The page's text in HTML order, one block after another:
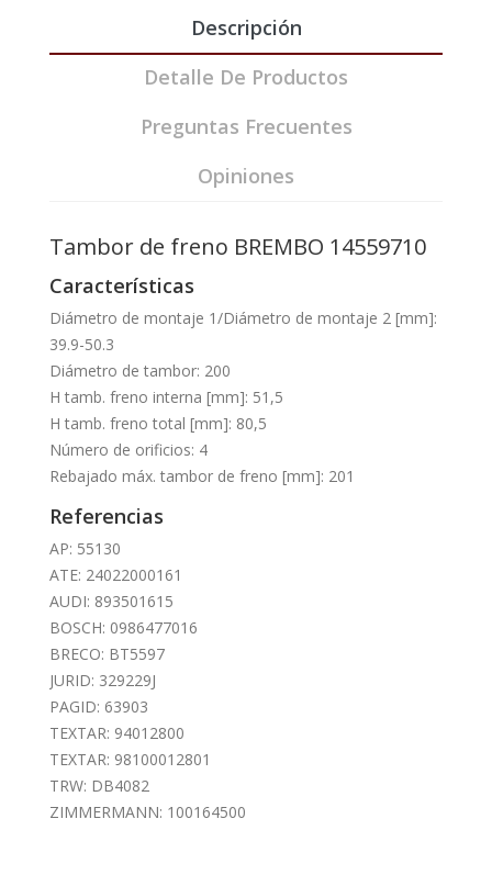
Descripción
Detalle De Productos
Preguntas Frecuentes
Opiniones
Tambor de freno BREMBO 14559710
Características
Diámetro de montaje 1/Diámetro de montaje 2 [mm]:
39.9-50.3
Diámetro de tambor: 200
H tamb. freno interna [mm]: 51,5
H tamb. freno total [mm]: 80,5
Número de orificios: 4
Rebajado máx. tambor de freno [mm]: 201
Referencias
AP: 55130
ATE: 24022000161
AUDI: 893501615
BOSCH: 0986477016
BRECO: BT5597
JURID: 329229J
PAGID: 63903
TEXTAR: 94012800
TEXTAR: 98100012801
TRW: DB4082
ZIMMERMANN: 100164500